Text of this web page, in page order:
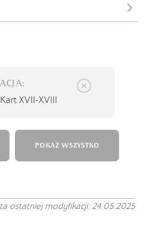
Kart XVII-XVIII
POKAŻ WSZYSTKO
ostatniej modyfikacji: 24.05.2025